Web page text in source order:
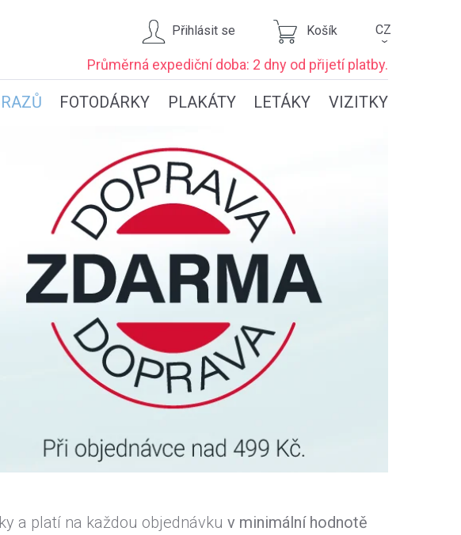
Přihlásit se Košík CZ
›
Průměrná expedičnídoba: 2 dny od přijetí platby.
FOTODÁRKY PLAKÁTY LETÁKY VIZITKY
a platí na každou objednávku v minimální hodnotě